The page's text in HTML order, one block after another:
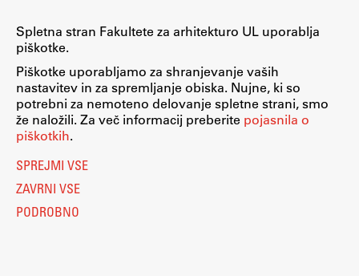
Spletna stran Fakultete za arhitekturo UL uporablja
piškotke.
Piškotke uporabljamo za shranjevanje vaših
nastavitev in za spremljanje obiska. Nujne, ki so
potrebni za nemoteno delovanje spletne strani, smo
že naložili. Za več informacij preberite pojasnila o
piškotkih.
SPREJMI VSE
ZAVRNI VSE
PODROBNO